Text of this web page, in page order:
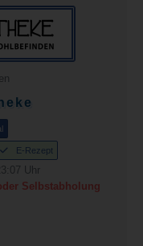
E-Rezept
Uhr
Selbstabholung